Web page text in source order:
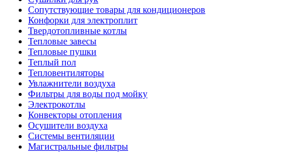
Сопутствующие товары для кондиционеров
Конфорки для электроплит
Твердотопливные котлы
Тепловые завесы
Тепловые пушки
Теплый пол
Тепловентиляторы
Увлажнители воздуха
Фильтры для воды под мойку
Электрокотлы
Конвекторы отопления
Осушители воздуха
Системы вентиляции
Магистральные фильтры